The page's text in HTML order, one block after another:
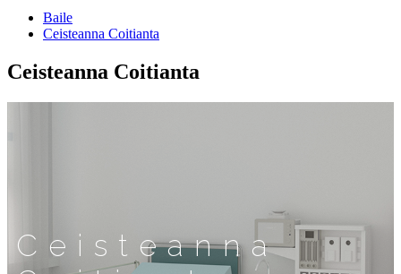
Baile
Ceisteanna Coitianta
Ceisteanna Coitianta
Ceisteanna